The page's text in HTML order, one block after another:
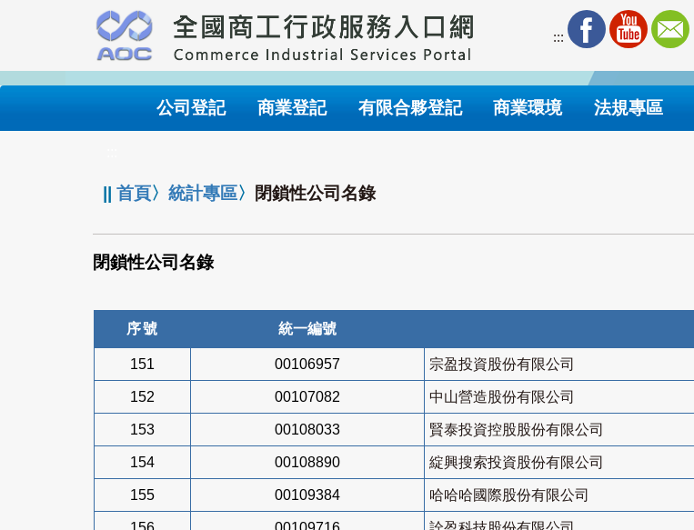
要
內
:::
公司登記 商業登記 有限合夥登記 商業環境 法規專區
||首頁〉統計專區〉 閉鎖性公司名錄
閉鎖性公司名錄
序號 統一編號
151 00106957 宗盈投資股份有限公司
152 00107082 中山營造股份有限公司
153 00108033 賢泰投資控股股份有限公司
154 00108890 綻興搜索投資股份有限公司
155 00109384 哈哈哈國際股份有限公司